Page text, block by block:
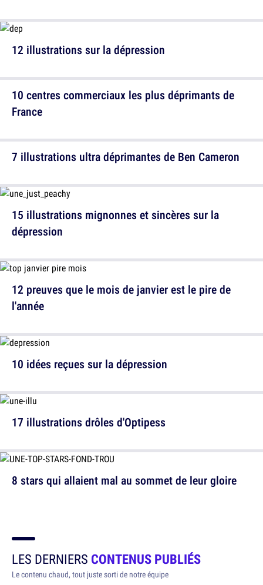
10 centres commerciaux les plus déprimants de
France
15 illustrations mignonnes et sincères sur la
dépression
10 idées reçues sur la dépression
8 stars qui allaient mal au sommet de leur gloire
12 illustrations sur la dépression
7 illustrations ultra déprimantes de Ben Cameron
12 preuves que le mois de janvier est le pire de
l'année
17 illustrations drôles d'Optipess
LES DERNIERS CONTENUS PUBLIÉS
Le contenu chaud, tout juste sorti de notre équipe